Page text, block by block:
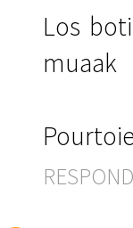
Los
muaak